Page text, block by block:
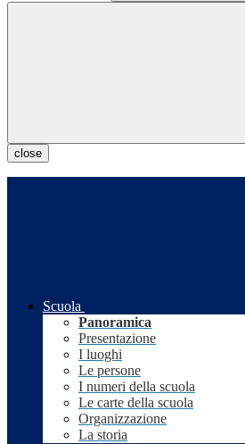
close
Scuola
Panoramica
Presentazione
I luoghi
Le persone
I numeri della scuola
Le carte della scuola
Organizzazione
La storia